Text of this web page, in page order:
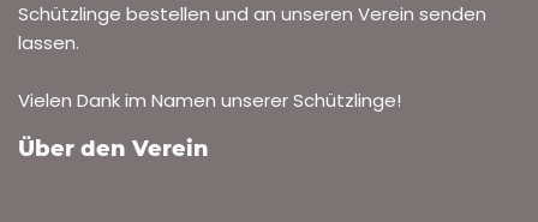
Schützlinge bestellen und an unseren Verein senden
lassen.
Vielen Dank im Namen unserer Schützlinge!
Über den Verein